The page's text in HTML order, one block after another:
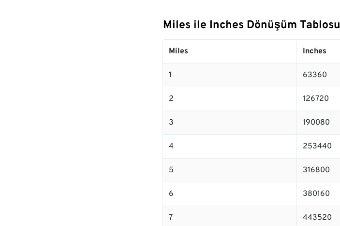
Miles ile Inches Dönüşüm Tablosu
Miles Inches
1 63360
2 126720
3 190080
4 253440
5 316800
6 380160
7 443520